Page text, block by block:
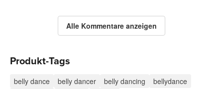
Alle Kommentare anzeigen
Produkt-Tags
belly dance belly dancer belly dancing
bellydance